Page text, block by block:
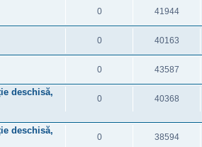
0 41944
0 40163
0 43587
deschisă,
0 40368
deschisă,
0 38594